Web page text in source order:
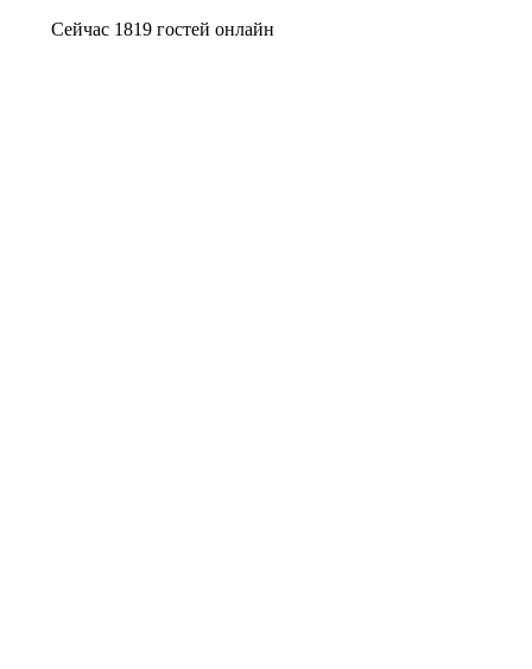
Сейчас 1819 гостей онлайн